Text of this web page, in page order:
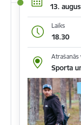
13.
Laiks
18.30
Atrašanās
Sporta